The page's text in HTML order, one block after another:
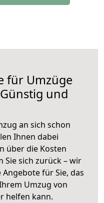
für Umzüge
Günstig und
an sich schon
Ihnen dabei
über die Kosten
Sie sich zurück – wir
für Sie, das
Umzug von
helfen kann.